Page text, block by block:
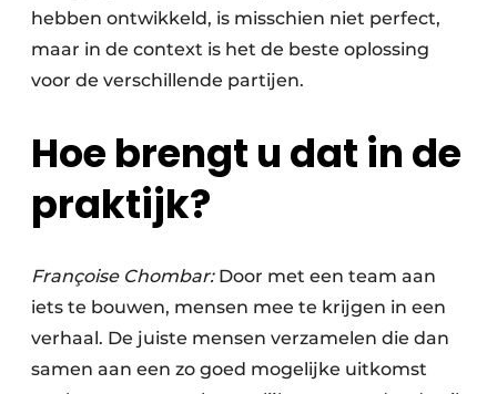
hebben ontwikkeld, is misschien niet perfect,
maar in de context is het de beste oplossing
voor de verschillende partijen.
Hoe brengt u dat in de
praktijk?
Françoise Chombar: Door met een team aan
iets te bouwen, mensen mee te krijgen in een
verhaal. De juiste mensen verzamelen die dan
samen aan een zo goed mogelijke uitkomst